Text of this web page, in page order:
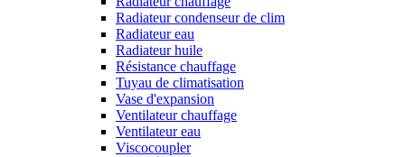
Radiateur condenseur de clim
Radiateur eau
Radiateur huile
Résistance chauffage
Tuyau de climatisation
Vase d'expansion
Ventilateur chauffage
Ventilateur eau
Viscocoupler